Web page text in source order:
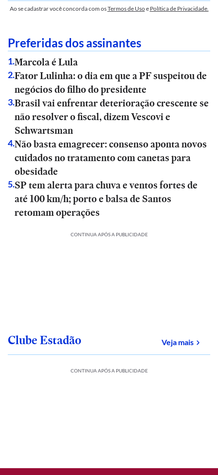
Ao se cadastrar você concorda com osTermos de Usoe Política de Privacidade.
Preferidas dos assinantes
1.Marcola é Lula
2.Fator Lulinha: o dia em que a PF suspeitou de
negócios do filho do presidente
3.Brasil vai enfrentar deterioração crescente se
não resolver o fiscal, dizem Vescovi e
Schwartsman
4.Não basta emagrecer: consenso aponta novos
cuidados no tratamento com canetas para
obesidade
5.SP tem alerta para chuva e ventos fortes de
até 100 km/h; porto e balsa de Santos
retomam operações
CONTINUA APÓS A PUBLICIDADE
Clube Estadão Veja maissobre
CONTINUA APÓS A PUBLICIDADE